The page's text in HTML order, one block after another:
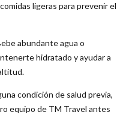
ligeras para prevenir el
abundante agua o
hidratado y ayudar a
condición de salud previa,
equipo de TM Travel antes